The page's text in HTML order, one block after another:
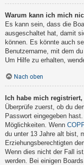
Warum kann ich mich
Es kann sein, dass die
ausgeschaltet hat, damit
können. Es könnte auch
Benutzername, mit dem
Um Hilfe zu erhalten,
Nach oben
Ich habe mich
Überprüfe zuerst, ob du
Passwort eingegeben
Möglichkeiten. Wenn
du unter 13 Jahre alt bist,
Erziehungsberechtigten
Wenn dies nicht der Fall
werden. Bei einigen